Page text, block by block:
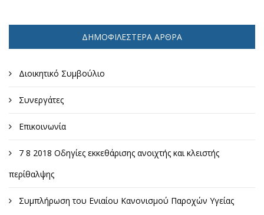
ΔΗΜΟΦΙΛΈΣΤΕΡΑ ΆΡΘΡΑ
Διοικητικό Συμβούλιο
Συνεργάτες
Επικοινωνία
7 8 2018 Οδηγίες εκκεθάρισης ανοιχτής και κλειστής
περίθαλψης
Συμπλήρωση του Ενιαίου Κανονισμού Παροχών Υγείας